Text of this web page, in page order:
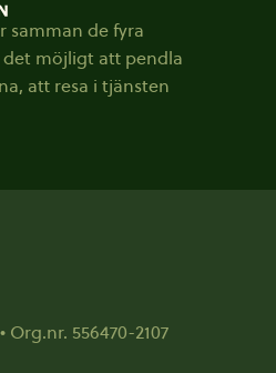
samman de fyra
det möjligt att pendla
att resa i tjänsten
Org.nr. 556470-2107